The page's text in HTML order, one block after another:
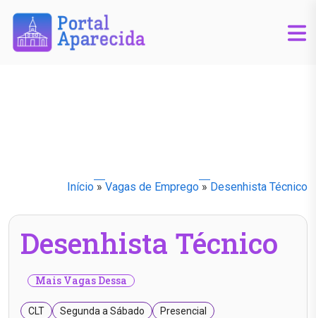
Início » Vagas de Emprego » Desenhista Técnico
Desenhista Técnico
Mais Vagas Dessa
CLT Segunda a Sábado Presencial